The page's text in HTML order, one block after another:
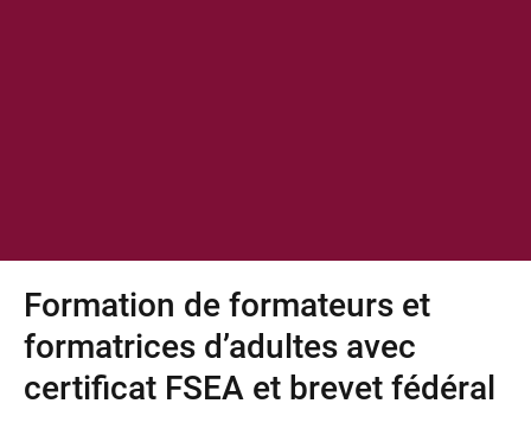
Formation de formateurs et
formatrices d’adultes avec
certificat FSEA et brevet fédéral